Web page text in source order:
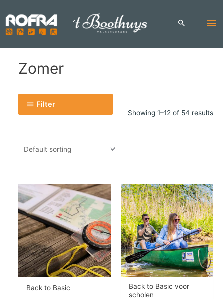
content
Zomer
Filter
Showing 1–12 of 54 results
Back to Basic
Back to Basic voor
scholen